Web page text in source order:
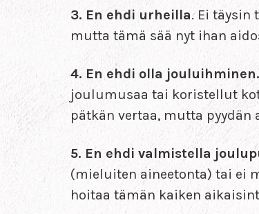
3. En ehdi urheilla. Ei
mutta tämä sää nyt ihan
4. En ehdi olla jouluihminen.
joulumusaa tai koristellut
pätkän vertaa, mutta
5. En ehdi valmistella
(mieluiten aineetonta) tai ei
hoitaa tämän kaiken